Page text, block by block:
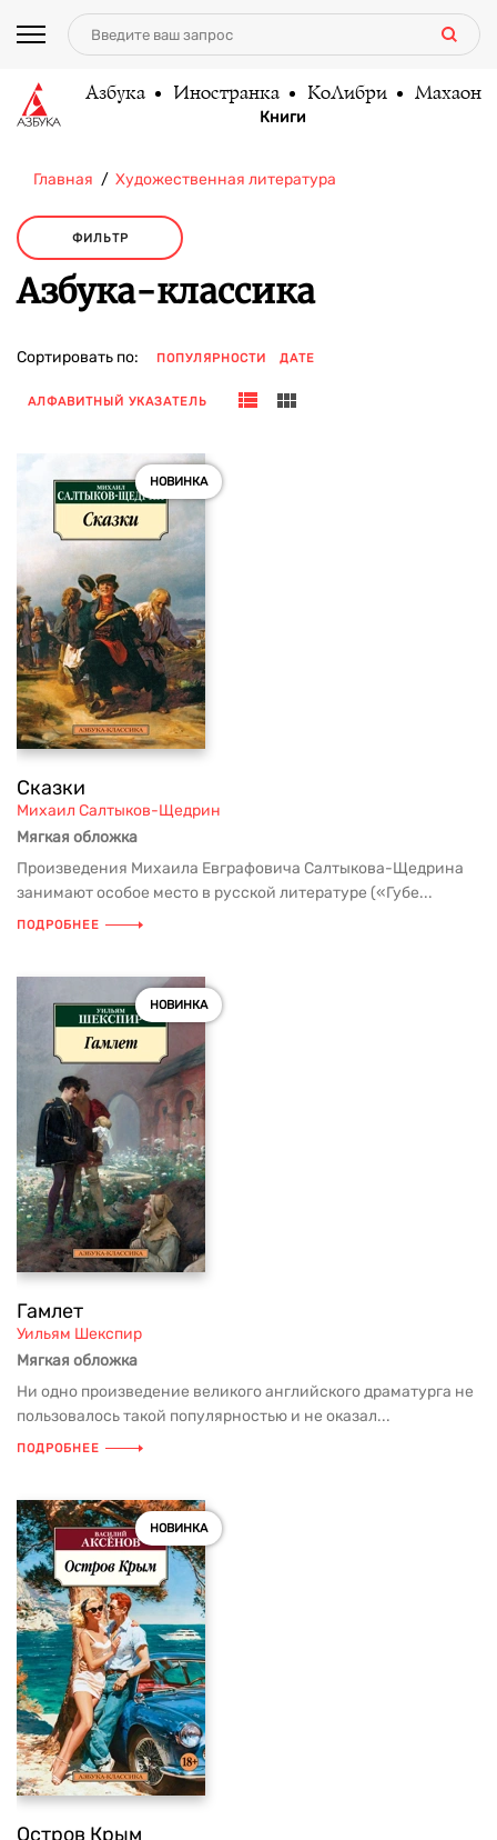
Азбука Иностранка КоЛибри Махаон
Книги
Главная Художественная литература
ФИЛЬТР
Азбука-классика
Сортировать по: ПОПУЛЯРНОСТИ ДАТЕ
АЛФАВИТНЫЙ УКАЗАТЕЛЬ
НОВИНКА
Сказки
Михаил Салтыков-Щедрин
Мягкая обложка
Произведения Михаила Евграфовича Салтыкова-Щедрина
занимают особое место в русской литературе («Губе...
ПОДРОБНЕЕ
НОВИНКА
Гамлет
Уильям Шекспир
Мягкая обложка
Ни одно произведение великого английского драматурга не
пользовалось такой популярностью и не оказал...
ПОДРОБНЕЕ
НОВИНКА
Остров Крым